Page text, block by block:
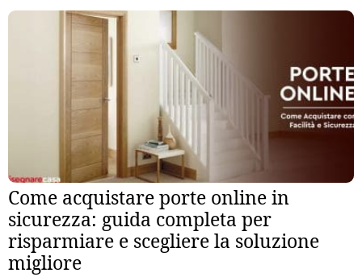
Come acquistare porte online in
sicurezza: guida completa per
risparmiare e scegliere la soluzione
migliore